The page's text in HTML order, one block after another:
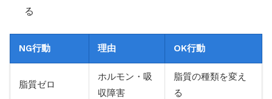
る
NG行動 理由 OK行動
脂質ゼロ
ホルモン・吸
収障害
脂質の種類を変え
る